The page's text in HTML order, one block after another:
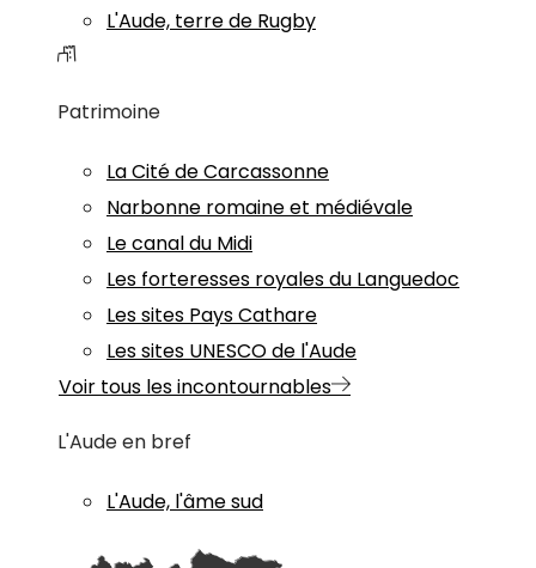
L'Aude, terre de Rugby
Patrimoine
La Cité de Carcassonne
Narbonne romaine et médiévale
Le canal du Midi
Les forteresses royales du Languedoc
Les sites Pays Cathare
Les sites UNESCO de l'Aude
Voir tous les incontournables
L'Aude en bref
L'Aude, l'âme sud